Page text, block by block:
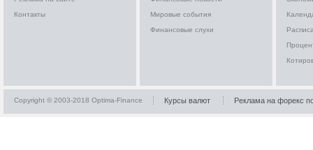
Контакты
Мировые события
Финансовые слухи
Copyright © 2003-2018 Optima-Finance Курсы валют Реклама на форекс